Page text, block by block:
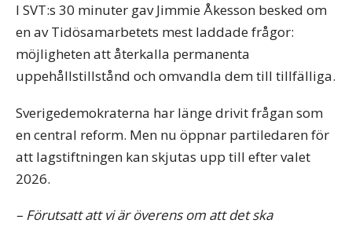
I SVT:s 30 minuter gav Jimmie Åkesson besked om
en av Tidösamarbetets mest laddade frågor:
möjligheten att återkalla permanenta
uppehållstillstånd och omvandla dem till tillfälliga.
Sverigedemokraterna har länge drivit frågan som
en central reform. Men nu öppnar partiledaren för
att lagstiftningen kan skjutas upp till efter valet
2026.
– Förutsatt att vi är överens om att det ska